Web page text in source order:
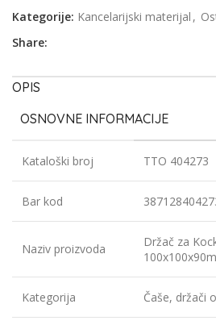
Kategorije: Kancelarijski materijal ,
Share:
OPIS
OSNOVNE INFORMACIJE
Kataloški broj TTO 404273
Bar kod
Naziv proizvoda
Držač za
Kategorija Čaše, držači